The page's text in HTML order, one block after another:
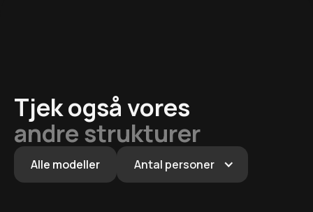
Tjek også vores
andre strukturer
Alle modeller Antal personer